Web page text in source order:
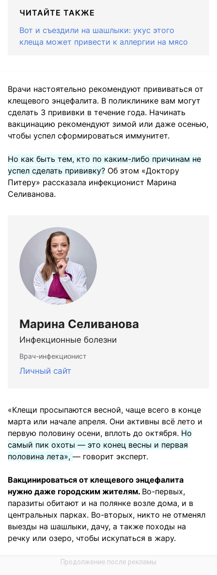
ЧИТАЙТЕ ТАКЖЕ
Вот и съездили на шашлыки: укус этого
клеща может привести к аллергии на мясо
Врачи настоятельно рекомендуют прививаться от
клещевого энцефалита. В поликлинике вам могут
сделать 3 прививки в течение года. Начинать
вакцинацию рекомендуют зимой или даже осенью,
чтобы успел сформироваться иммунитет.
Но как быть тем, кто по каким-либо причинам не
успел сделать прививку? Об этом «Доктору
Питеру» рассказала инфекционист Марина
Селиванова.
Марина Селиванова
Инфекционные болезни
Врач-инфекционист
Личный сайт
«Клещи просыпаются весной, чаще всего в конце
марта или начале апреля. Они активны всё лето и
первую половину осени, вплоть до октября. Но
самый пик охоты — это конец весны и первая
половина лета», — говорит эксперт.
Вакцинироваться от клещевого энцефалита
нужно даже городским жителям. Во-первых,
паразиты обитают и на полянке возле дома, и в
центральных парках. Во-вторых, никто не отменял
выезды на шашлыки, дачу, а также походы на
речку или озеро, чтобы искупаться в жару.